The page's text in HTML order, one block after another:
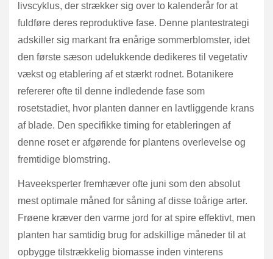
livscyklus, der strækker sig over to kalenderår for at
fuldføre deres reproduktive fase. Denne plantestrategi
adskiller sig markant fra enårige sommerblomster, idet
den første sæson udelukkende dedikeres til vegetativ
vækst og etablering af et stærkt rodnet. Botanikere
refererer ofte til denne indledende fase som
rosetstadiet, hvor planten danner en lavtliggende krans
af blade. Den specifikke timing for etableringen af
denne roset er afgørende for plantens overlevelse og
fremtidige blomstring.
Haveeksperter fremhæver ofte juni som den absolut
mest optimale måned for såning af disse toårige arter.
Frøene kræver den varme jord for at spire effektivt, men
planten har samtidig brug for adskillige måneder til at
opbygge tilstrækkelig biomasse inden vinterens